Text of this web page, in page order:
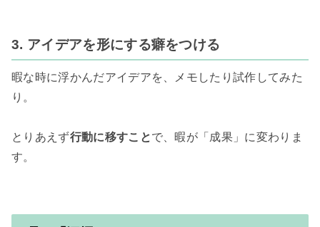
3. アイデアを形にする癖をつける
暇な時に浮かんだアイデアを、メモしたり試作してみた
り。
とりあえず行動に移すことで、暇が「成果」に変わりま
す。